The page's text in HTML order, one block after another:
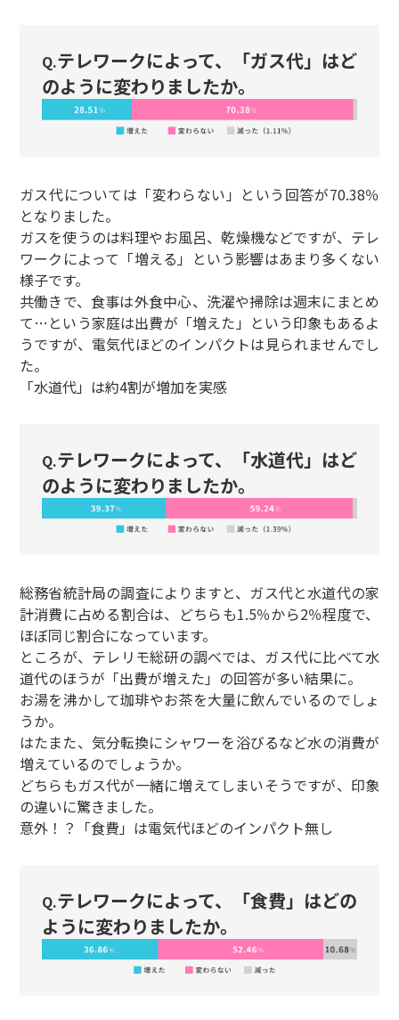
Q.テレワークによって、「ガス代」はど
のように変わりましたか。
ガス代については「変わらない」という回答が70.38％
となりました。
ガスを使うのは料理やお風呂、乾燥機などですが、テレ
ワークによって「増える」という影響はあまり多くない
様子です。
共働きで、食事は外食中心、洗濯や掃除は週末にまとめ
て…という家庭は出費が「増えた」という印象もあるよ
うですが、電気代ほどのインパクトは見られませんでし
た。
「水道代」は約4割が増加を実感
Q.テレワークによって、「水道代」はど
のように変わりましたか。
総務省統計局の調査によりますと、ガス代と水道代の家
計消費に占める割合は、どちらも1.5％から2％程度で、
ほぼ同じ割合になっています。
ところが、テレリモ総研の調べでは、ガス代に比べて水
道代のほうが「出費が増えた」の回答が多い結果に。
お湯を沸かして珈琲やお茶を大量に飲んでいるのでしょ
うか。
はたまた、気分転換にシャワーを浴びるなど水の消費が
増えているのでしょうか。
どちらもガス代が一緒に増えてしまいそうですが、印象
の違いに驚きました。
意外！？「食費」は電気代ほどのインパクト無し
Q.テレワークによって、「食費」はどの
ように変わりましたか。